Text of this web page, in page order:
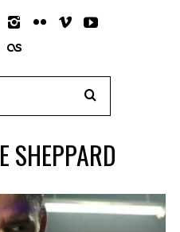
SHEPPARD